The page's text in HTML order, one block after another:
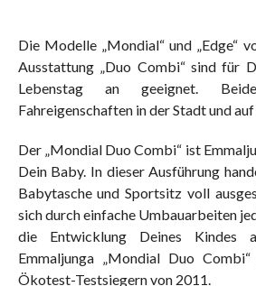
Die Modelle „Mondial“ und „Edge“
Ausstattung „Duo Combi“ sind für
Lebenstag an geeignet.
Fahreigenschaften in der Stadt und
Der „Mondial Duo Combi“ ist
Dein Baby. In dieser Ausführung
Babytasche und Sportsitz voll
sich durch einfache Umbauarbeiten
die Entwicklung Deines Kindes
Emmaljunga „Mondial Duo
Ökotest-Testsiegern von 2011.